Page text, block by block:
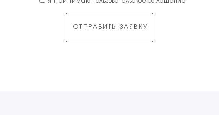
Я принимаю Пользовательское соглашение